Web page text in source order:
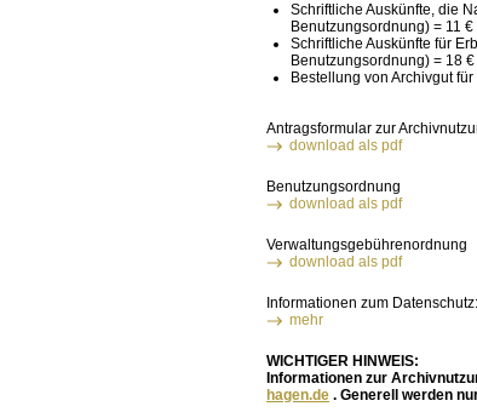
Schriftliche Auskünfte, die
Benutzungsordnung) = 11 €
Schriftliche Auskünfte für
Benutzungsordnung) = 18 €
Bestellung von Archivgut
Antragsformular zur
download als pdf
Benutzungsordnung
download als pdf
Verwaltungsgebührenordnung
download als pdf
Informationen zum Datenschutz:
mehr
WICHTIGER HINWEIS:
Informationen zur
hagen.de . Generell werden